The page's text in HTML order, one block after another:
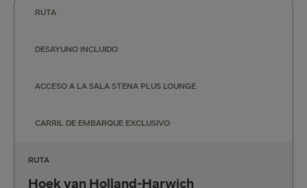
RUTA
DESAYUNO INCLUIDO
ACCESO A LA SALA STENA PLUS LOUNGE
CARRIL DE EMBARQUE EXCLUSIVO
RUTA
Hoek van Holland-Harwich